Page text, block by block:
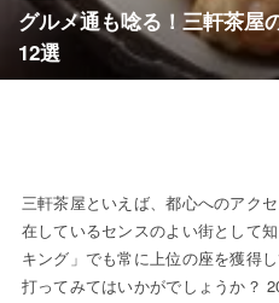
グルメ通も唸る！三軒茶屋
12選
三軒茶屋といえば、都心へのアク
在しているセンスのよい街として
キング」でも常に上位の座を獲得
打ってみてはいかがでしょうか？